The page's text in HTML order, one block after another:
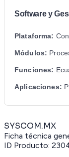
Software y
Plataforma:
Módulos:
Funciones:
Aplicaciones:
SYSCOM.MX
Ficha técnica
ID Producto: